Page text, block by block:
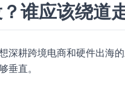
谁应该绕道
深耕跨境电商和硬件出海
垂直。